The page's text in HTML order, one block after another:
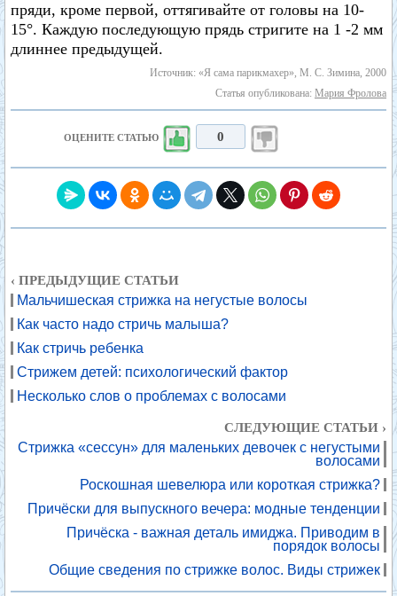
пряди, кроме первой, оттягивайте от головы на 10-
15°. Каждую последующую прядь стригите на 1 -2 мм
длиннее предыдущей.
Источник: «Я сама парикмахер», М. С. Зимина, 2000
Статья опубликована: Мария Фролова
ОЦЕНИТЕ СТАТЬЮ 0
‹ ПРЕДЫДУЩИЕ СТАТЬИ
Мальчишеская стрижка на негустые волосы
Как часто надо стричь малыша?
Как стричь ребенка
Стрижем детей: психологический фактор
Несколько слов о проблемах с волосами
СЛЕДУЮЩИЕ СТАТЬИ ›
Стрижка «сессун» для маленьких девочек с негустыми
волосами
Роскошная шевелюра или короткая стрижка?
Причёски для выпускного вечера: модные тенденции
Причёска - важная деталь имиджа. Приводим в
порядок волосы
Общие сведения по стрижке волос. Виды стрижек